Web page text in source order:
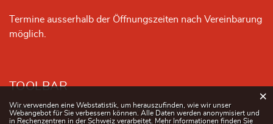
Termine ausserhalb der Öffnungszeiten nach Vereinbarung
möglich.
TOOLBAR
Datenschutz
Impressum
Webstatistik
Wir verwenden eine Webstatistik, um herauszufinden, wie wir unser
Webangebot für Sie verbessern können. Alle Daten werden anonymisiert und
in Rechenzentren in der Schweiz verarbeitet. Mehr Informationen finden Sie
×